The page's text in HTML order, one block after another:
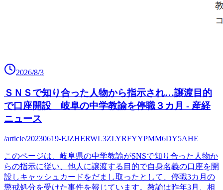
2026/8/3
ＳＮＳで知り合った人物から指示され…譲渡目的
で口座開設 岐阜の中学教諭を停職３カ月 - 産経
ニュース
/article/20230619-EJZHERWL3ZLYRFYYPMM6DY5AHE
このページは、岐阜県の中学教諭がSNSで知り合った人物か
らの指示に従い、他人に譲渡する目的で自身名義の口座を開
設しキャッシュカードをだまし取ったとして、停職3カ月の
懲戒処分を受けた事件を報じています。教諭は昨年3月、相